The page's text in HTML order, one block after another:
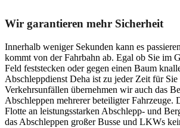
Wir garantieren mehr Sicherheit
Innerhalb weniger Sekunden kann es
kommt von der Fahrbahn ab. Egal ob Sie im
Feld feststecken oder gegen einen Baum
Abschleppdienst Deha ist zu jeder Zeit für Sie
Verkehrsunfällen übernehmen wir auch das
Abschleppen mehrerer beteiligter Fahrzeuge.
Flotte an leistungsstarken Abschlepp- und
das Abschleppen großer Busse und LKWs